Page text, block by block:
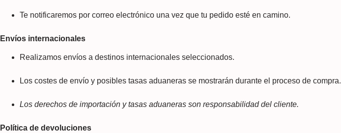
Te notificaremos por correo electrónico una vez que tu pedido esté en camino.
Envíos internacionales
Realizamos envíos a destinos internacionales seleccionados.
Los costes de envío y posibles tasas aduaneras se mostrarán durante el proceso de compra.
Los derechos de importación y tasas aduaneras son responsabilidad del cliente.
Política de devoluciones